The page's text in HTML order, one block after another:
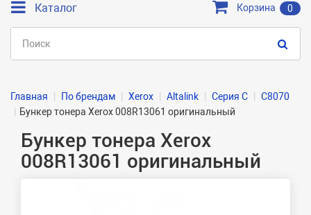
Каталог Корзина 0
Главная По брендам Xerox Altalink Серия C
C8070
Бункер тонера Xerox 008R13061 оригинальный
Бункер тонера Xerox
008R13061 оригинальный